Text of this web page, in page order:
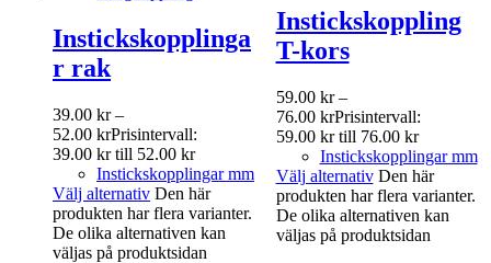
Instickskopplinga
r rak
39.00 kr –
52.00 krPrisintervall:
39.00 kr till 52.00 kr
Instickskopplingar mm
Välj alternativ Den här
produkten har flera varianter.
De olika alternativen kan
väljas på produktsidan
Instickskoppling
T-kors
59.00 kr –
76.00 krPrisintervall:
59.00 kr till 76.00 kr
Instickskopplingar mm
Välj alternativ Den här
produkten har flera varianter.
De olika alternativen kan
väljas på produktsidan